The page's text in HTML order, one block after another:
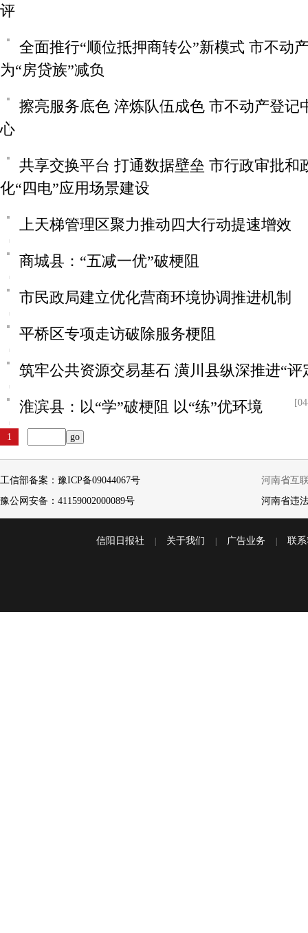
评
全面推行“顺位抵押商转公”新模式 市不动
为“房贷族”减负
擦亮服务底色 淬炼队伍成色 市不动产登记
心
共享交换平台 打通数据壁垒 市行政审批和
化“四电”应用场景建设
上天梯管理区聚力推动四大行动提速增效
商城县：“五减一优”破梗阻
市民政局建立优化营商环境协调推进机制
平桥区专项走访破除服务梗阻
筑牢公共资源交易基石 潢川县纵深推进“评
淮滨县：以“学”破梗阻 以“练”优环境
1
工信部备案：豫ICP备09044067号
河南省互
豫公网安备：41159002000089号
河南省违
信阳日报社 关于我们 广告业务 联